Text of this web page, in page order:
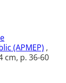
(APMEP) ,
cm, p. 36-60